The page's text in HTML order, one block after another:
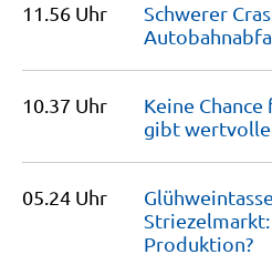
11.56 Uhr
Schwerer
10.37 Uhr
Keine
gibt wertvolle
05.24 Uhr
Produktion?